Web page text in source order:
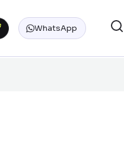
WhatsApp